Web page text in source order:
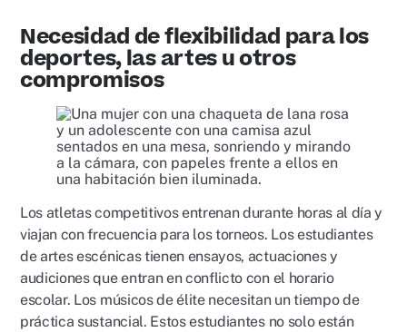
Necesidad de flexibilidad para los
deportes, las artes u otros
compromisos
Los atletas competitivos entrenan durante horas al día y
viajan con frecuencia para los torneos. Los estudiantes
de artes escénicas tienen ensayos, actuaciones y
audiciones que entran en conflicto con el horario
escolar. Los músicos de élite necesitan un tiempo de
práctica sustancial. Estos estudiantes no solo están